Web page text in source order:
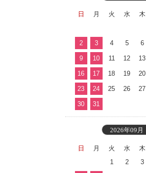
日 月 火 水 木
2 3 4 5 6
9 10 11 12 13
16 17 18 19 20
23 24 25 26 27
30 31
2026年09月
日 月 火 水 木
1
2 3